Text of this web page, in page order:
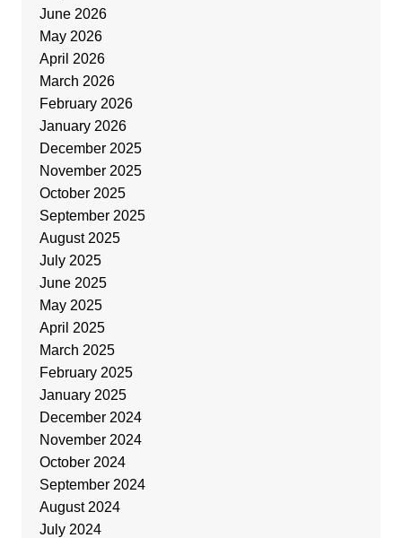
June 2026
May 2026
April 2026
March 2026
February 2026
January 2026
December 2025
November 2025
October 2025
September 2025
August 2025
July 2025
June 2025
May 2025
April 2025
March 2025
February 2025
January 2025
December 2024
November 2024
October 2024
September 2024
August 2024
July 2024